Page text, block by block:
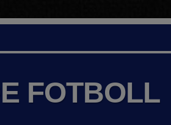
FOTBOLL